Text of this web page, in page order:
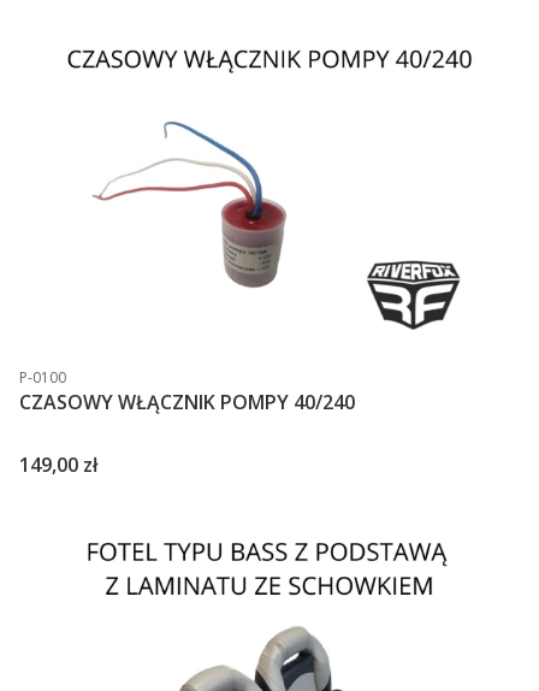
Kod produktu
P-0100
CZASOWY WŁĄCZNIK POMPY 40/240
Cena
149,00 zł